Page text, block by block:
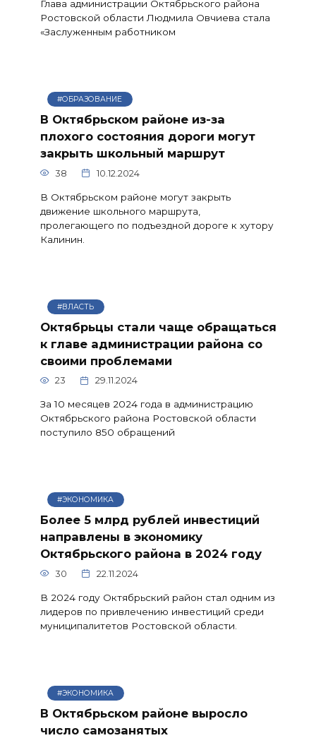
Глава администрации Октябрьского района
Ростовской области Людмила Овчиева стала
«Заслуженным работником
#ОБРАЗОВАНИЕ
В Октябрьском районе из-за
плохого состояния дороги могут
закрыть школьный маршрут
38 10.12.2024
В Октябрьском районе могут закрыть
движение школьного маршрута,
пролегающего по подъездной дороге к хутору
Калинин.
#ВЛАСТЬ
Октябрьцы стали чаще обращаться
к главе администрации района со
своими проблемами
23 29.11.2024
За 10 месяцев 2024 года в администрацию
Октябрьского района Ростовской области
поступило 850 обращений
#ЭКОНОМИКА
Более 5 млрд рублей инвестиций
направлены в экономику
Октябрьского района в 2024 году
30 22.11.2024
В 2024 году Октябрьский район стал одним из
лидеров по привлечению инвестиций среди
муниципалитетов Ростовской области.
#ЭКОНОМИКА
В Октябрьском районе выросло
число самозанятых